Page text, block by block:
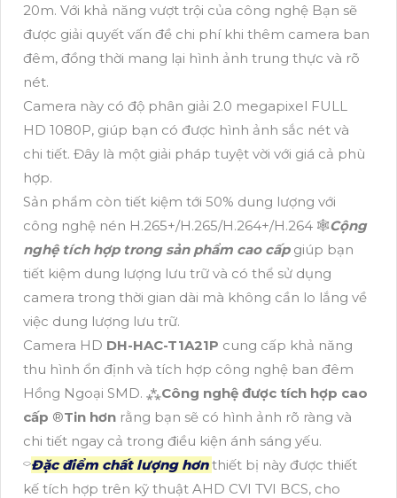
20m. Với khả năng vượt trội của công nghệ Bạn sẽ
được giải quyết vấn đề chi phí khi thêm camera ban
đêm, đồng thời mang lại hình ảnh trung thực và rõ
nét.
Camera này có độ phân giải 2.0 megapixel FULL
HD 1080P, giúp bạn có được hình ảnh sắc nét và
chi tiết. Đây là một giải pháp tuyệt vời với giá cả phù
hợp.
Sản phẩm còn tiết kiệm tới 50% dung lượng với
công nghệ nén H.265+/H.265/H.264+/H.264 🕸️Cộng
nghệ tích hợp trong sản phẩm cao cấpgiúp bạn
tiết kiệm dung lượng lưu trữ và có thể sử dụng
camera trong thời gian dài mà không cần lo lắng về
việc dung lượng lưu trữ.
Camera HD DH-HAC-T1A21P cung cấp khả năng
thu hình ổn định và tích hợp công nghệ ban đêm
Hồng Ngoại SMD. ⁂Công nghệ được tích hợp cao
cấp ®️Tin hơn rằng bạn sẽ có hình ảnh rõ ràng và
chi tiết ngay cả trong điều kiện ánh sáng yếu.
⌔Đặc điểm chất lượng hơnthiết bị này được thiết
kế tích hợp trên kỹ thuật AHD CVI TVI BCS, cho